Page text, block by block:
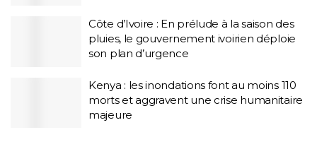
Côte d’Ivoire : En prélude à la saison des
pluies, le gouvernement ivoirien déploie
son plan d’urgence
Kenya : les inondations font au moins 110
morts et aggravent une crise humanitaire
majeure